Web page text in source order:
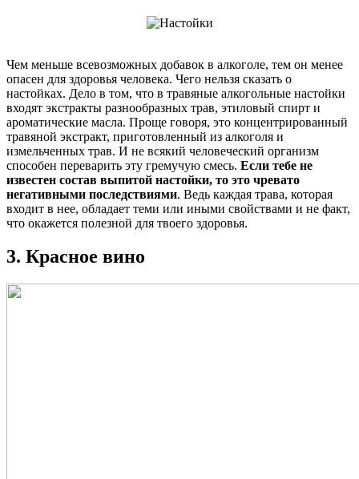
Чем меньше всевозможных добавок в алкоголе, тем он менее
опасен для здоровья человека. Чего нельзя сказать о
настойках. Дело в том, что в травяные алкогольные настойки
входят экстракты разнообразных трав, этиловый спирт и
ароматические масла. Проще говоря, это концентрированный
травяной экстракт, приготовленный из алкоголя и
измельченных трав. И не всякий человеческий организм
способен переварить эту гремучую смесь. Если тебе не
известен состав выпитой настойки, то это чревато
негативными последствиями. Ведь каждая трава, которая
входит в нее, обладает теми или иными свойствами и не факт,
что окажется полезной для твоего здоровья.
3. Красное вино